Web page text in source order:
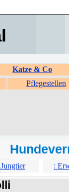
Katze & Co
Pflegestellen
: